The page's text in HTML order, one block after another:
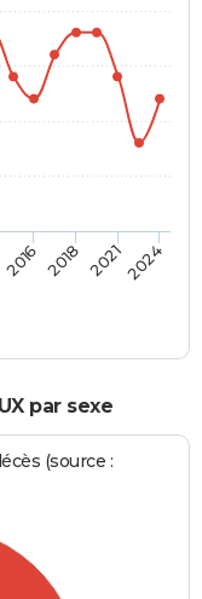
2016 2018 20212024
par sexe
(source :